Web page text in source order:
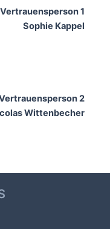
Vertrauensperson 1
Sophie Kappel
2
Wittenbecher